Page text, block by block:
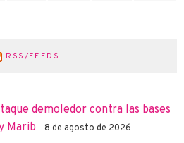
RSS/FEEDS
demoledor contra las bases
Marib
8 de agosto de 2026